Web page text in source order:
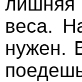
веса.
нужен.